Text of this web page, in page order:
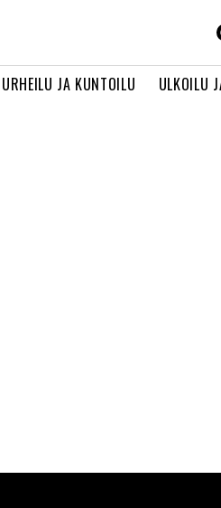
URHEILU JA KUNTOILU ULKOILU